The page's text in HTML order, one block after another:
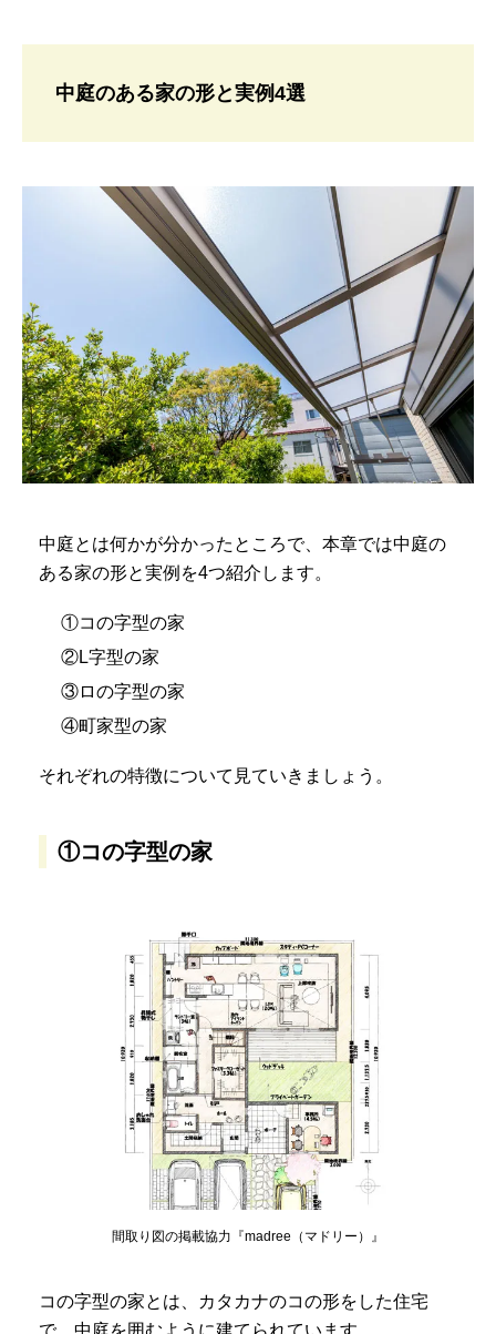
中庭のある家の形と実例4選
中庭とは何かが分かったところで、本章では中庭の
ある家の形と実例を4つ紹介します。
①コの字型の家
②L字型の家
③ロの字型の家
④町家型の家
それぞれの特徴について見ていきましょう。
①コの字型の家
間取り図の掲載協力『madree（マドリー）』
コの字型の家とは、カタカナのコの形をした住宅
で、中庭を囲むように建てられています。